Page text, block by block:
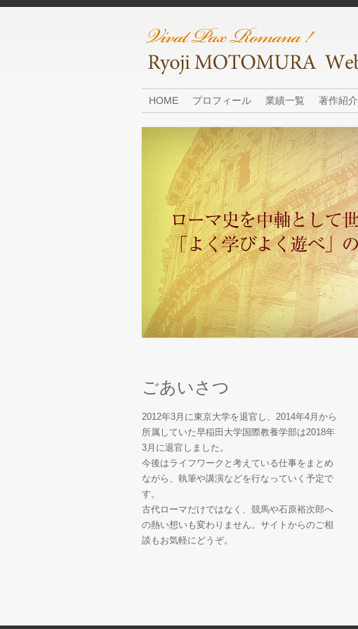
HOME プロフィール 業績一覧 著作紹介
ごあいさつ
2012年3月に東京大学を退官し、2014年4月から
所属していた早稲田大学国際教養学部は2018年
3月に退官しました。
今後はライフワークと考えている仕事をまとめ
ながら、執筆や講演などを行なっていく予定で
す。
古代ローマだけではなく、競馬や石原裕次郎へ
の熱い想いも変わりません。サイトからのご相
談もお気軽にどうぞ。